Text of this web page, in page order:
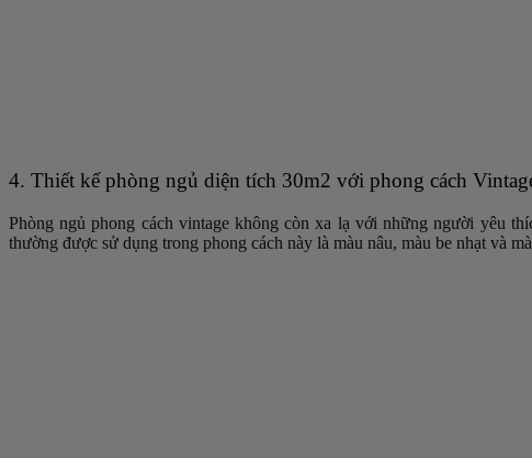
4. Thiết kế phòng ngủ diện tích 30m2 với phong cách
Phòng ngủ phong cách vintage không còn xa lạ với những người yêu
thường được sử dụng trong phong cách này là màu nâu, màu be nhạt và